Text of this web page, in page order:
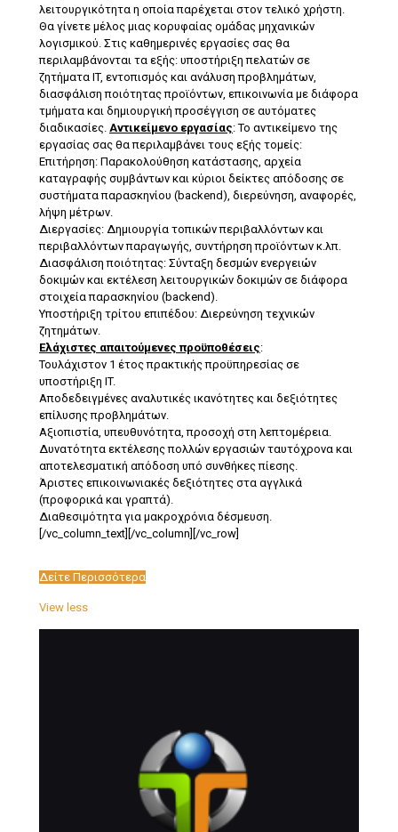
λειτουργικότητα η οποία παρέχεται στον τελικό χρήστη.
Θα γίνετε μέλος μιας κορυφαίας ομάδας μηχανικών
λογισμικού. Στις καθημερινές εργασίες σας θα
περιλαμβάνονται τα εξής: υποστήριξη πελατών σε
ζητήματα IT, εντοπισμός και ανάλυση προβλημάτων,
διασφάλιση ποιότητας προϊόντων, επικοινωνία με διάφορα
τμήματα και δημιουργική προσέγγιση σε αυτόματες
διαδικασίες. Αντικείμενο εργασίας: Το αντικείμενο της
εργασίας σας θα περιλαμβάνει τους εξής τομείς:
Επιτήρηση: Παρακολούθηση κατάστασης, αρχεία
καταγραφής συμβάντων και κύριοι δείκτες απόδοσης σε
συστήματα παρασκηνίου (backend), διερεύνηση, αναφορές,
λήψη μέτρων.
Διεργασίες: Δημιουργία τοπικών περιβαλλόντων και
περιβαλλόντων παραγωγής, συντήρηση προϊόντων κ.λπ.
Διασφάλιση ποιότητας: Σύνταξη δεσμών ενεργειών
δοκιμών και εκτέλεση λειτουργικών δοκιμών σε διάφορα
στοιχεία παρασκηνίου (backend).
Υποστήριξη τρίτου επιπέδου: Διερεύνηση τεχνικών
ζητημάτων.
Ελάχιστες απαιτούμενες προϋποθέσεις:
Τουλάχιστον 1 έτος πρακτικής προϋπηρεσίας σε
υποστήριξη IT.
Αποδεδειγμένες αναλυτικές ικανότητες και δεξιότητες
επίλυσης προβλημάτων.
Αξιοπιστία, υπευθυνότητα, προσοχή στη λεπτομέρεια.
Δυνατότητα εκτέλεσης πολλών εργασιών ταυτόχρονα και
αποτελεσματική απόδοση υπό συνθήκες πίεσης.
Άριστες επικοινωνιακές δεξιότητες στα αγγλικά
(προφορικά και γραπτά).
Διαθεσιμότητα για μακροχρόνια δέσμευση.
[/vc_column_text][/vc_column][/vc_row]
Δείτε Περισσότερα
View less